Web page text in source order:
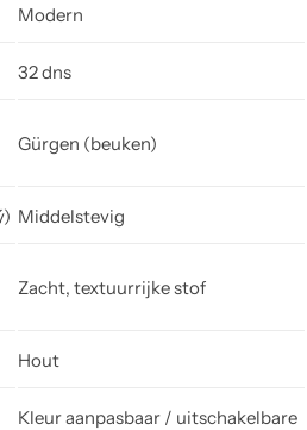
Modern
32 dns
Gürgen (beuken)
Middelstevig
Zacht, textuurrijke stof
Hout
Kleur aanpasbaar / uitschakelbare